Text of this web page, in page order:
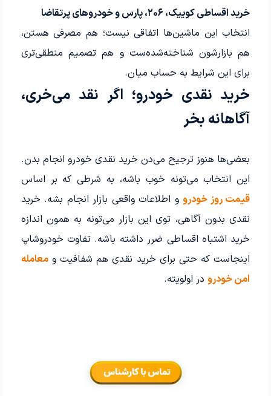
خرید اقساطی کوییک، ۲۰۶، پارس و خودروهای پرتقاضا
انتخاب این ماشین‌ها اتفاقی نیست؛ هم مصرفی هستن،
هم بازارشون شناخته‌شده‌ست و هم تصمیم منطقی‌تری
برای این شرایط به حساب میان.
خرید نقدی خودرو؛ اگر نقد می‌خری،
آگاهانه بخر
بعضی‌ها هنوز ترجیح می‌دن خرید نقدی خودرو انجام بدن.
این انتخاب می‌تونه خوب باشه، به شرطی که بر اساس
قیمت روز خودرو و اطلاعات واقعی بازار انجام بشه. خرید
نقدی بدون آگاهی، توی این بازار می‌تونه به همون اندازه
خرید اشتباه اقساطی ضرر داشته باشه. تفاوت خودروشاپ
اینجاست که حتی برای خرید نقدی هم شفافیت ومعامله
امن خودرو در اولویته.